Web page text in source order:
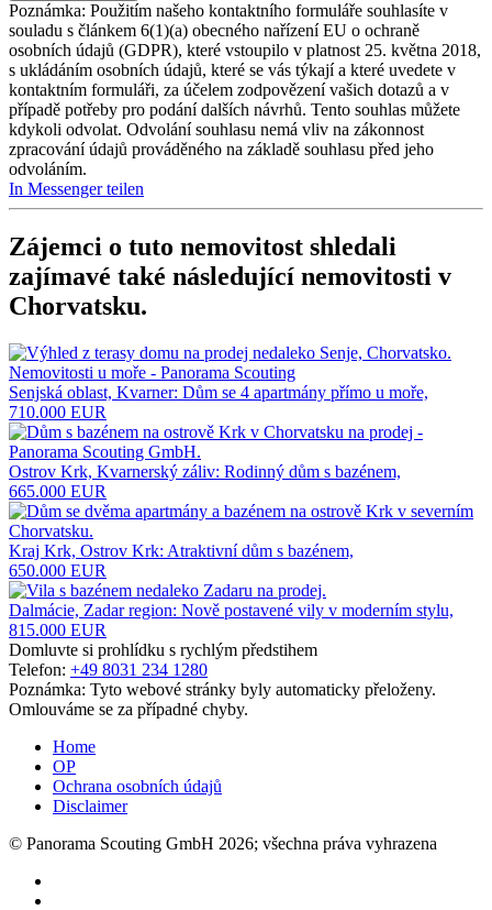
Poznámka: Použitím našeho kontaktního formuláře souhlasíte v
souladu s článkem 6(1)(a) obecného nařízení EU o ochraně
osobních údajů (GDPR), které vstoupilo v platnost 25. května 2018,
s ukládáním osobních údajů, které se vás týkají a které uvedete v
kontaktním formuláři, za účelem zodpovězení vašich dotazů a v
případě potřeby pro podání dalších návrhů. Tento souhlas můžete
kdykoli odvolat. Odvolání souhlasu nemá vliv na zákonnost
zpracování údajů prováděného na základě souhlasu před jeho
odvoláním.
In Messenger teilen
Zájemci o tuto nemovitost shledali
zajímavé také následující nemovitosti v
Chorvatsku.
Senjská oblast, Kvarner: Dům se 4 apartmány přímo u moře,
710.000 EUR
Ostrov Krk, Kvarnerský záliv: Rodinný dům s bazénem,
665.000 EUR
Kraj Krk, Ostrov Krk: Atraktivní dům s bazénem,
650.000 EUR
Dalmácie, Zadar region: Nově postavené vily v moderním stylu,
815.000 EUR
Domluvte si prohlídku s rychlým předstihem
Telefon: +49 8031 234 1280
Poznámka: Tyto webové stránky byly automaticky přeloženy.
Omlouváme se za případné chyby.
Home
OP
Ochrana osobních údajů
Disclaimer
© Panorama Scouting GmbH 2026; všechna práva vyhrazena